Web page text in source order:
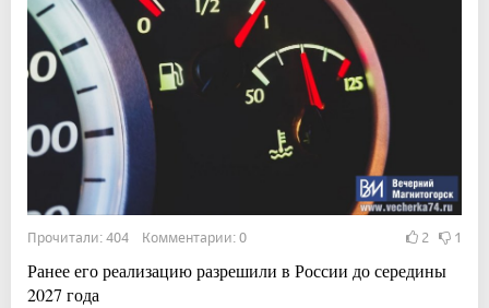
Прочитали: 404 Комментарии: 0 2 1
Ранее его реализацию разрешили в России до середины
2027 года